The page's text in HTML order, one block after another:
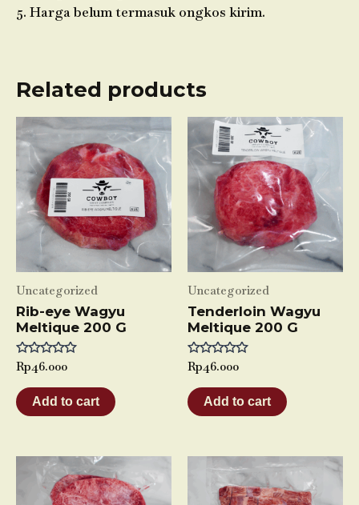
5. Harga belum termasuk ongkos kirim.
Related products
Uncategorized
Rib-eye Wagyu
Meltique 200 G
Rated
out
of
5
Rp46.000
Add to cart
Uncategorized
Tenderloin Wagyu
Meltique 200 G
Rated
out
of
5
Rp46.000
Add to cart